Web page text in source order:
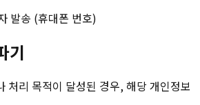
발송 (휴대폰 번호)
기
처리 목적이 달성된 경우, 해당 개인정보